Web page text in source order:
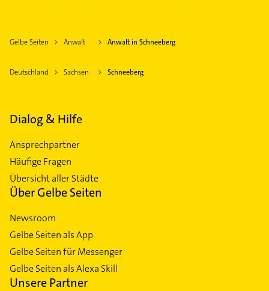
Gelbe Seiten Anwalt Anwalt in Schneeberg
Deutschland Sachsen Schneeberg
Dialog & Hilfe
Ansprechpartner
Häufige Fragen
Übersicht aller Städte
Über Gelbe Seiten
Newsroom
Gelbe Seiten als App
Gelbe Seiten für Messenger
Gelbe Seiten als Alexa Skill
Unsere Partner